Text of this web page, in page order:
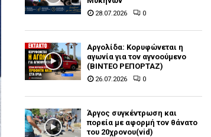
28.07.2026 0
Αργολίδα: Κορυφώνεται η
αγωνία για τον αγνοούμενο
(ΒΙΝΤΕΟ ΡΕΠΟΡΤΑΖ)
26.07.2026 0
Άργος συγκέντρωση και
πορεία με αφορμή τον θάνατο
του 20χρονου(vid)